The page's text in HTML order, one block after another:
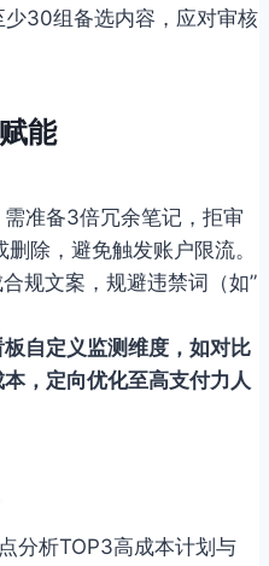
30组备选内容，应对审核
能
准备3倍冗余笔记，拒审
除，避免触发账户限流。
规文案，规避违禁词（如”
自定义监测维度，如对比
，定向优化至高支付力人
点分析TOP3高成本计划与